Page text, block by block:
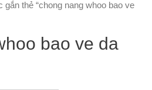
thẻ “chong nang whoo bao ve
bao ve da